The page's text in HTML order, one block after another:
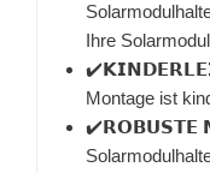
Ihre
Montage ist
✔️𝗥𝗢𝗕𝗨𝗦𝗧𝗘